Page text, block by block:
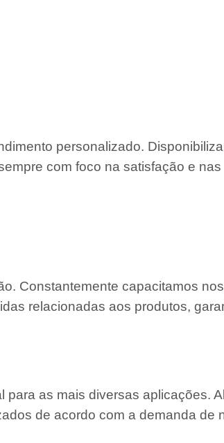
personalizado.
com foco na satisfação e nas
Constantemente capacitamos
relacionadas aos produtos,
para as mais diversas aplicações.
de acordo com a demanda de